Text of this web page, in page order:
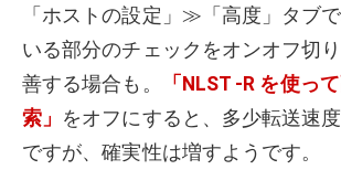
「ホストの設定」≫「高度」タブ
いる部分のチェックをオンオフ切
善する場合も。
「NLST -R を使っ
索」 をオフにすると、多少転送速
ですが、確実性は増すようです。